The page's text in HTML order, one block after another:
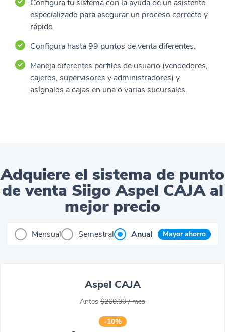
Configura tu sistema con la ayuda de un asistente
especializado para asegurar un proceso correcto y
rápido.
Configura hasta 99 puntos de venta diferentes.
Maneja diferentes perfiles de usuario (vendedores,
cajeros, supervisores y administradores) y
asígnalos a cajas en una o varias sucursales.
Adquiere el sistema de punto
de venta Siigo Aspel CAJA al
mejor precio
Mensual Semestral Anual Mayor ahorro
Aspel CAJA
Antes $260.00/ mes
-10%